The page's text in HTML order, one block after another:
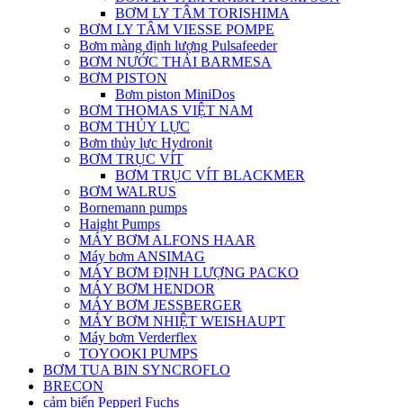
BƠM LY TÂM TORISHIMA
BƠM LY TÂM VIESSE POMPE
Bơm màng định lượng Pulsafeeder
BƠM NƯỚC THẢI BARMESA
BƠM PISTON
Bơm piston MiniDos
BƠM THOMAS VIỆT NAM
BƠM THỦY LỰC
Bơm thủy lực Hydronit
BƠM TRỤC VÍT
BƠM TRỤC VÍT BLACKMER
BƠM WALRUS
Bornemann pumps
Haight Pumps
MÁY BƠM ALFONS HAAR
Máy bơm ANSIMAG
MÁY BƠM ĐỊNH LƯỢNG PACKO
MÁY BƠM HENDOR
MÁY BƠM JESSBERGER
MÁY BƠM NHIỆT WEISHAUPT
Máy bơm Verderflex
TOYOOKI PUMPS
BƠM TUA BIN SYNCROFLO
BRECON
cảm biến Pepperl Fuchs